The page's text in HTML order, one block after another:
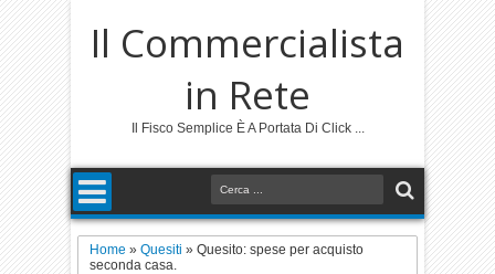
Il Commercialista
in Rete
Il Fisco Semplice È A Portata Di Click ...
Home »Quesiti »Quesito: spese per acquisto
seconda casa.